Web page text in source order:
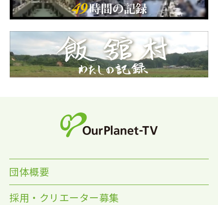
団体概要
採用・クリエーター募集